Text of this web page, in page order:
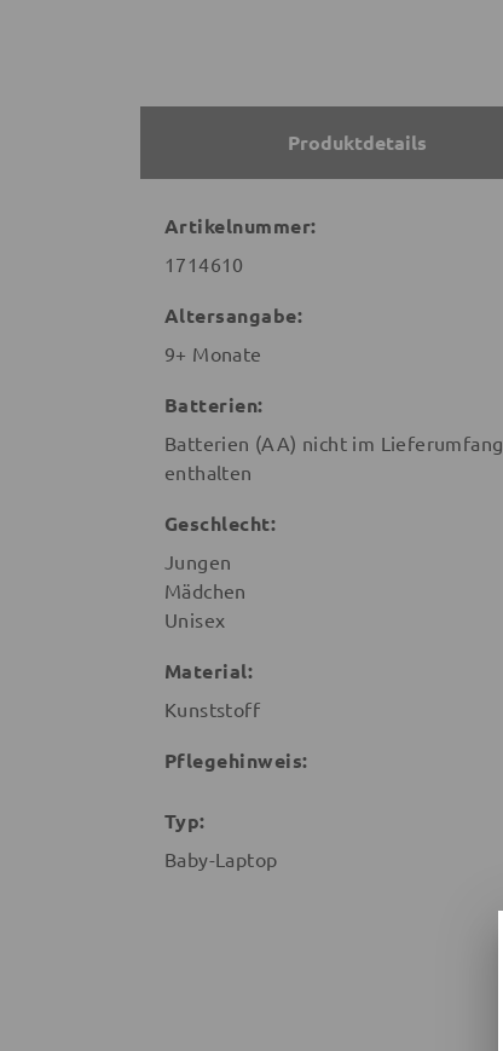
Produktdetails
Artikelnummer:
1714610
Altersangabe:
9+ Monate
Batterien:
Batterien (AA) nicht im Lieferumfang
enthalten
Geschlecht:
Jungen
Mädchen
Unisex
Material:
Kunststoff
Pflegehinweis:
Typ:
Baby-Laptop